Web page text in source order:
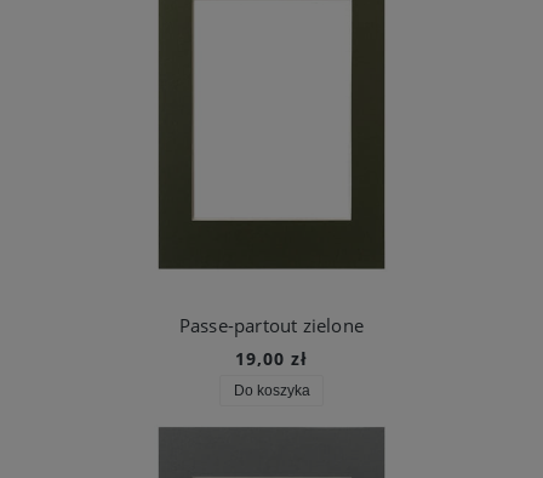
Passe-partout zielone
19,00 zł
Do koszyka